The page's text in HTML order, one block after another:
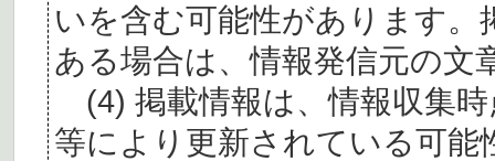
いを含む可能性があります。
ある場合は、情報発信元の文
(4) 掲載情報は、情報収集
等により更新されている可